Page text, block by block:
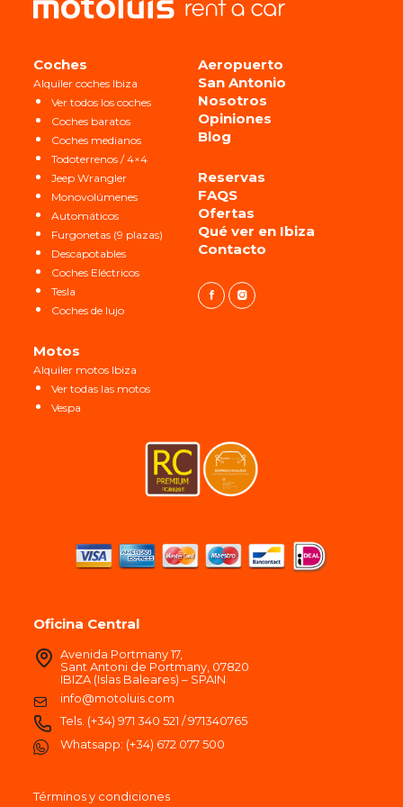
Oficina Central
Avenida Portmany 17,
Sant Antoni de Portmany, 07820
IBIZA (Islas Baleares) – SPAIN
info@motoluis.com
Tels. (+34) 971 340 521 /971340765
Whatsapp: (+34) 672 077 500
Coches
Alquiler coches Ibiza
Ver todos los coches
Coches baratos
Coches medianos
Todoterrenos / 4×4
Jeep Wrangler
Monovolúmenes
Automáticos
Furgonetas (9 plazas)
Descapotables
Coches Eléctricos
Tesla
Coches de lujo
Motos
Alquiler motos Ibiza
Ver todas las motos
Vespa
Aeropuerto
San Antonio
Nosotros
Opiniones
Blog
Reservas
FAQS
Ofertas
Qué ver en Ibiza
Contacto
Términos y condiciones